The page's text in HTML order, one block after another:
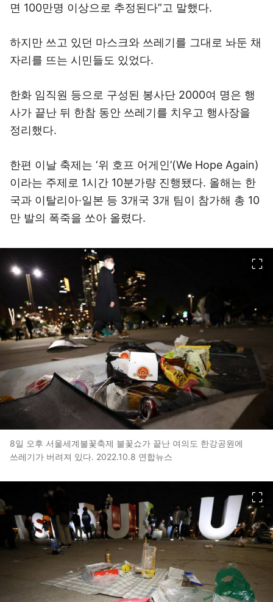
면 100만명 이상으로 추정된다”고 말했다.
하지만 쓰고 있던 마스크와 쓰레기를 그대로 놔둔 채
자리를 뜨는 시민들도 있었다.
한화 임직원 등으로 구성된 봉사단 2000여 명은 행
사가 끝난 뒤 한참 동안 쓰레기를 치우고 행사장을
정리했다.
한편 이날 축제는 ‘위 호프 어게인’(We Hope Again)
이라는 주제로 1시간 10분가량 진행됐다. 올해는 한
국과 이탈리아·일본 등 3개국 3개 팀이 참가해 총 10
만 발의 폭죽을 쏘아 올렸다.
8일 오후 서울세계불꽃축제 불꽃쇼가 끝난 여의도 한강공원에
쓰레기가 버려져 있다. 2022.10.8 연합뉴스